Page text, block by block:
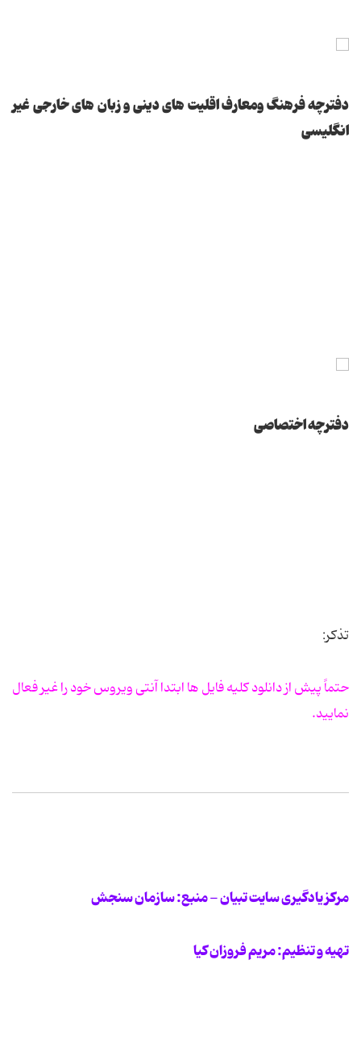
دفترچه فرهنگ ومعارف اقلیت های دینی و زبان های خارجی غیر
انگلیسی
دفترچه اختصاصی
تذکر:
حتماً پیش از دانلود کلیه فایل ها ابتدا آنتی ویروس خود را غیر فعال
نمایید.
مرکز یادگیری سایت تبیان - منبع: سازمان سنجش
تهیه و تنظیم: مریم فروزان کیا